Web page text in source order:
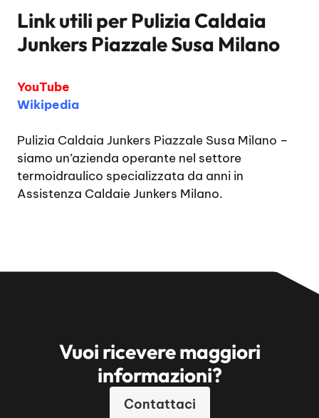
Link utili perPulizia Caldaia
Junkers Piazzale Susa Milano
YouTube
Wikipedia
Pulizia Caldaia Junkers Piazzale Susa Milano –
siamo un’azienda operante nel settore
termoidraulico specializzata da anni in
Assistenza Caldaie Junkers Milano.
Vuoi ricevere maggiori
informazioni?
Contattaci